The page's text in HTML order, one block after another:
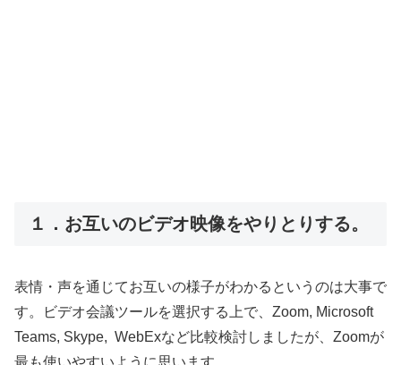
１．お互いのビデオ映像をやりとりする。
表情・声を通じてお互いの様子がわかるというのは大事で
す。ビデオ会議ツールを選択する上で、Zoom, Microsoft
Teams, Skype, WebExなど比較検討しましたが、Zoomが